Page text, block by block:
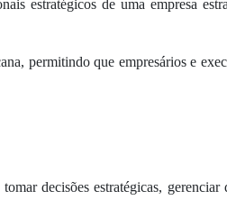
estratégicos de uma empresa
permitindo que empresários e
decisões estratégicas,